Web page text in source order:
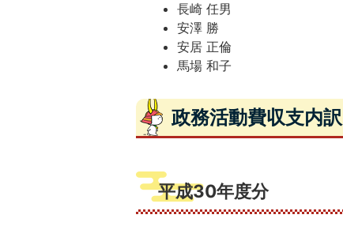
長崎 任男
安澤 勝
安居 正倫
馬場 和子
政務活動費収支内訳
平成30年度分